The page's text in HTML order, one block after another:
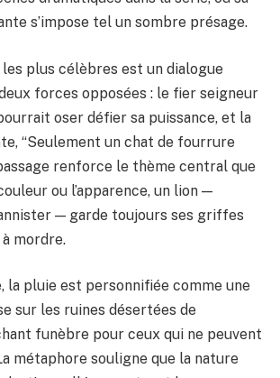
s’impose tel un sombre présage.
les plus célèbres est un dialogue
forces opposées : le fier seigneur
oser défier sa puissance, et la
“Seulement un chat de fourrure
renforce le thème central que
ou l’apparence, un lion —
— garde toujours ses griffes
mordre.
la pluie est personnifiée comme une
sur les ruines désertées de
funèbre pour ceux qui ne peuvent
métaphore souligne que la nature